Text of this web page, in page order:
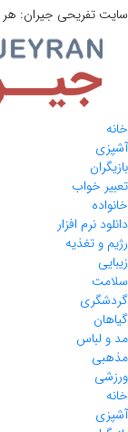
سایت تفریحی جیران:
خانه
آشپزی
بازیگران
تعبیر خواب
خانواده
دانلود نرم افزار
رژیم و تغذیه
زیبایی
سلامت
گردشگری
گیاهان
مد و لباس
مذهبی
ورزشی
خانه
آشپزی